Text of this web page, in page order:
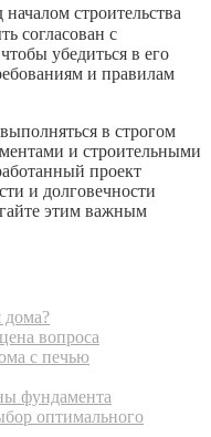
началом строительства
согласован с
убедиться в его
и правилам
в строгом
и строительными
проект
и долговечности
этим важным
дома?
вопроса
с печью
фундамента
оптимального